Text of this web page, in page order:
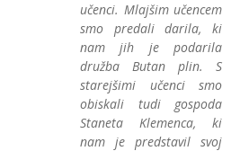
učenci. Mlajšim učencem
smo predali darila, ki
nam jih je podarila
družba Butan plin. S
starejšimi učenci smo
obiskali tudi gospoda
Staneta Klemenca, ki
nam je predstavil svoj